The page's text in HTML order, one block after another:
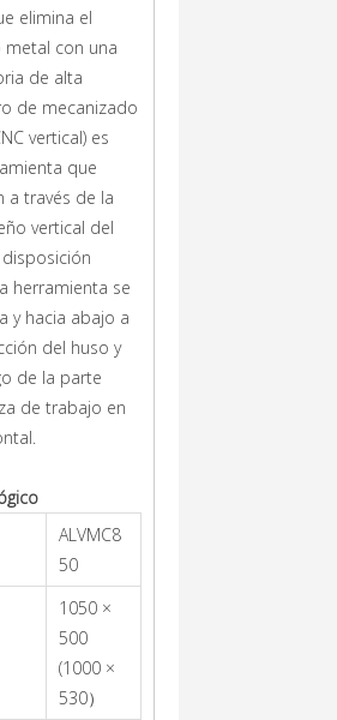
elimina el
con una
de alta
de mecanizado
vertical) es
que
a través de la
vertical del
herramienta se
y hacia abajo a
del huso y
de la parte
de trabajo en
ALVMC8
50
1050 ×
500
(1000 ×
530）